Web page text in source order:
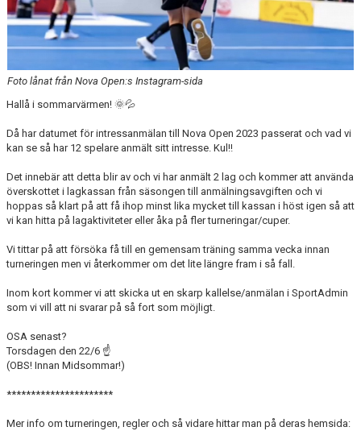
Foto lånat från Nova Open:s Instagram-sida
Hallå i sommarvärmen! 🌞💦
Då har datumet för intressanmälan till Nova Open 2023 passerat och vad vi
kan se så har 12 spelare anmält sitt intresse. Kul!!
Det innebär att detta blir av och vi har anmält 2 lag och kommer att använda
överskottet i lagkassan från säsongen till anmälningsavgiften och vi
hoppas så klart på att få ihop minst lika mycket till kassan i höst igen så att
vi kan hitta på lagaktiviteter eller åka på fler turneringar/cuper.
Vi tittar på att försöka få till en gemensam träning samma vecka innan
turneringen men vi återkommer om det lite längre fram i så fall.
Inom kort kommer vi att skicka ut en skarp kallelse/anmälan i SportAdmin
som vi vill att ni svarar på så fort som möjligt.
OSA senast?
Torsdagen den 22/6 ☝️
(OBS! Innan Midsommar!)
**********************
Mer info om turneringen, regler och så vidare hittar man på deras hemsida: